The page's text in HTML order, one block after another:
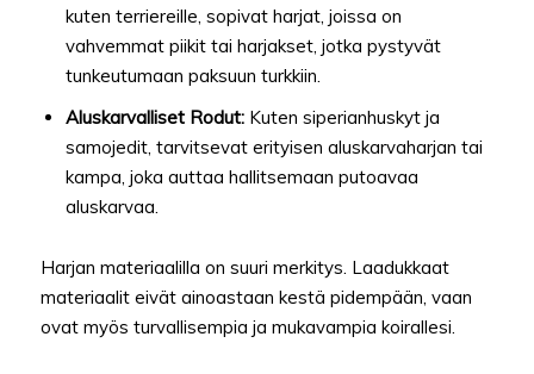
kuten terriereille, sopivat harjat, joissa on
vahvemmat piikit tai harjakset, jotka pystyvät
tunkeutumaan paksuun turkkiin.
Aluskarvalliset Rodut: Kuten siperianhuskyt ja
samojedit, tarvitsevat erityisen aluskarvaharjan tai
kampa, joka auttaa hallitsemaan putoavaa
aluskarvaa.
Harjan materiaalilla on suuri merkitys. Laadukkaat
materiaalit eivät ainoastaan kestä pidempään, vaan
ovat myös turvallisempia ja mukavampia koirallesi.